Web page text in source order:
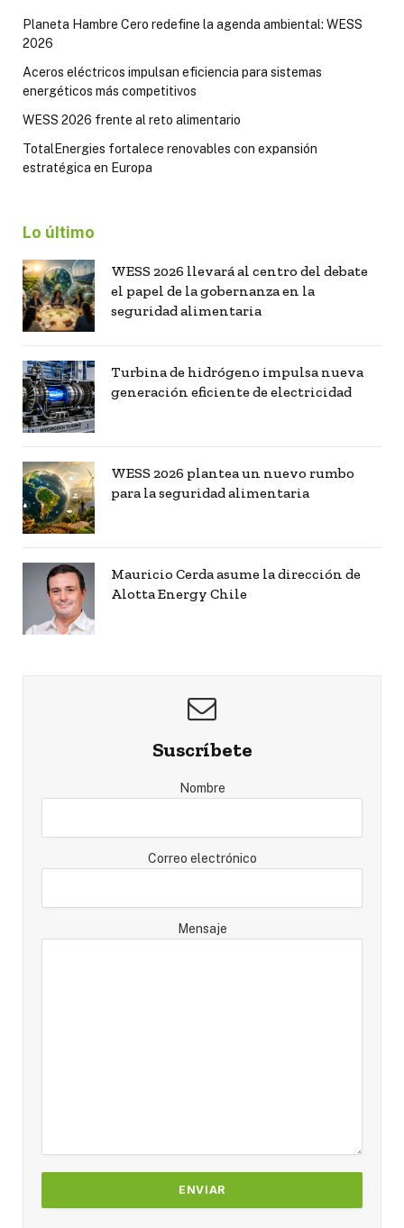
Planeta Hambre Cero redefine la agenda ambiental: WESS
2026
Aceros eléctricos impulsan eficiencia para sistemas
energéticos más competitivos
WESS 2026 frente al reto alimentario
TotalEnergies fortalece renovables con expansión
estratégica en Europa
Lo último
WESS 2026 llevará al centro del debate
el papel de la gobernanza en la
seguridad alimentaria
Turbina de hidrógeno impulsa nueva
generación eficiente de electricidad
WESS 2026 plantea un nuevo rumbo
para la seguridad alimentaria
Mauricio Cerda asume la dirección de
Alotta Energy Chile
Suscríbete
Nombre
Correo electrónico
Mensaje